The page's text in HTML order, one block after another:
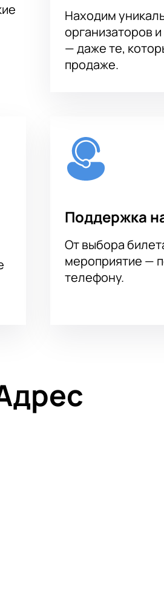
Находим
организаторов
— даже те,
продаже.
Поддержка
От выбора
мероприятие —
телефону.